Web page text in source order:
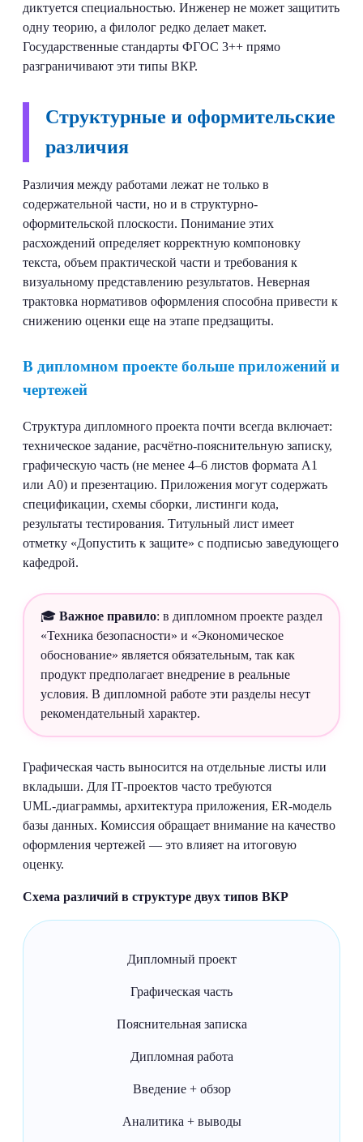
диктуется специальностью. Инженер не может защитить
одну теорию, а филолог редко делает макет.
Государственные стандарты ФГОС 3++ прямо
разграничивают эти типы ВКР.
Структурные и оформительские
различия
Различия между работами лежат не только в
содержательной части, но и в структурно-
оформительской плоскости. Понимание этих
расхождений определяет корректную компоновку
текста, объем практической части и требования к
визуальному представлению результатов. Неверная
трактовка нормативов оформления способна привести к
снижению оценки еще на этапе предзащиты.
В дипломном проекте больше приложений и
чертежей
Структура дипломного проекта почти всегда включает:
техническое задание, расчётно‑пояснительную записку,
графическую часть (не менее 4–6 листов формата А1
или А0) и презентацию. Приложения могут содержать
спецификации, схемы сборки, листинги кода,
результаты тестирования. Титульный лист имеет
отметку «Допустить к защите» с подписью заведующего
кафедрой.
🎓 Важное правило: в дипломном проекте раздел
«Техника безопасности» и «Экономическое
обоснование» является обязательным, так как
продукт предполагает внедрение в реальные
условия. В дипломной работе эти разделы несут
рекомендательный характер.
Графическая часть выносится на отдельные листы или
вкладыши. Для IT‑проектов часто требуются
UML‑диаграммы, архитектура приложения, ER‑модель
базы данных. Комиссия обращает внимание на качество
оформления чертежей — это влияет на итоговую
оценку.
Схема различий в структуре двух типов ВКР
Дипломный проект
Графическая часть
Пояснительная записка
Дипломная работа
Введение + обзор
Аналитика + выводы